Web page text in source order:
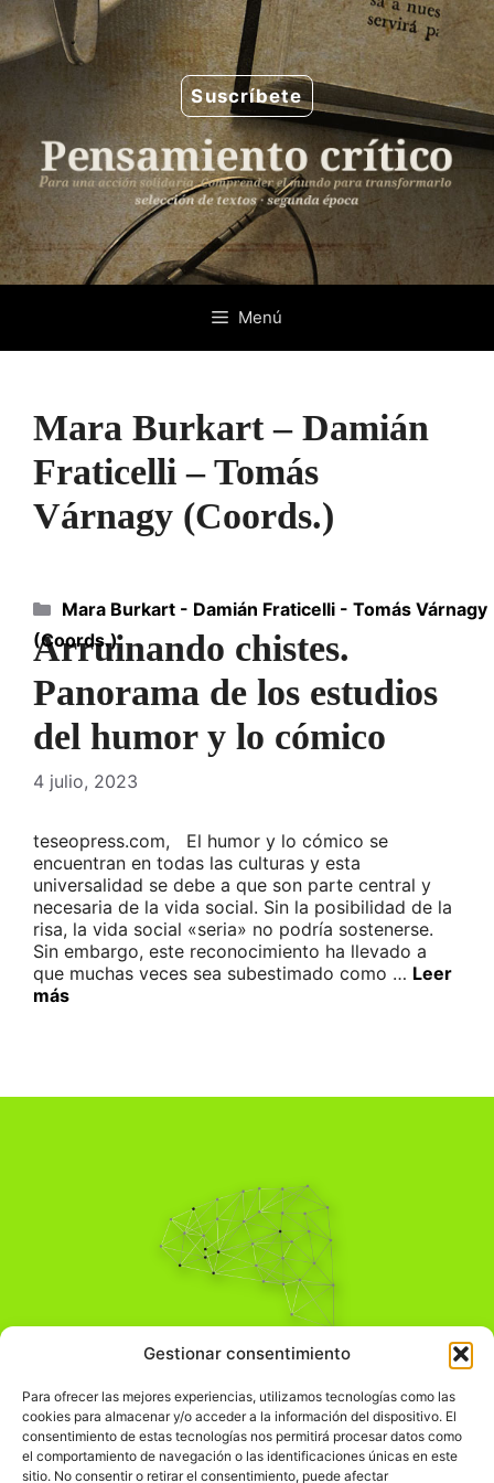
Gestionar consentimiento
Para ofrecer las mejores experiencias, utilizamos tecnologías como las
cookies para almacenar y/o acceder a la información del dispositivo. El
consentimiento de estas tecnologías nos permitirá procesar datos como
el comportamiento de navegación o las identificaciones únicas en este
sitio. No consentir o retirar el consentimiento, puede afectar
Saltar
al
contenido
Suscríbete
Menú
Mara Burkart – Damián
Fraticelli – Tomás
Várnagy (Coords.)
Arruinando chistes.
Panorama de los estudios
del humor y lo cómico
4 julio, 2023
teseopress.com, El humor y lo cómico se
encuentran en todas las culturas y esta
universalidad se debe a que son parte central y
necesaria de la vida social. Sin la posibilidad de la
risa, la vida social «seria» no podría sostenerse.
Sin embargo, este reconocimiento ha llevado a
que muchas veces sea subestimado como … Leer
más
Categorías
Mara Burkart - Damián Fraticelli - Tomás Várnagy
(Coords.)
Pensamiento Crítico
Comprender el mundo para transformarlo.
Información Legal